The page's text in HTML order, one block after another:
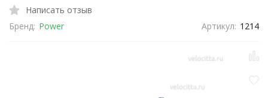
Написать отзыв
Бренд: Power Артикул: 1214